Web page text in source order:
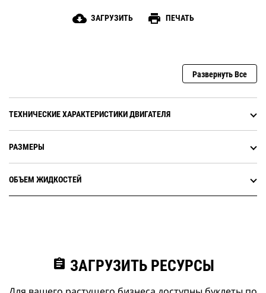
cloud_download ЗАГРУЗИТЬ print ПЕЧАТЬ
Развернуть Все
ТЕХНИЧЕСКИЕ ХАРАКТЕРИСТИКИ ДВИГАТЕЛЯ
РАЗМЕРЫ
ОБЪЕМ ЖИДКОСТЕЙ
assignment ЗАГРУЗИТЬ РЕСУРСЫ